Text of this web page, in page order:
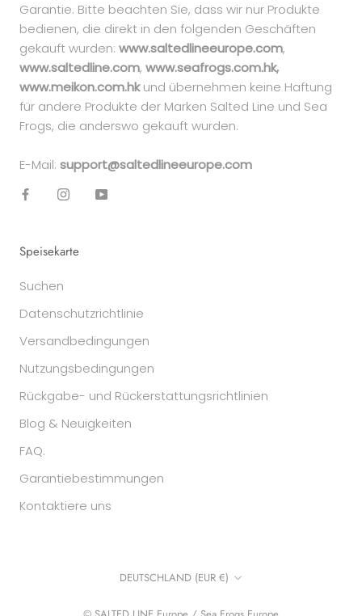
Garantie. Bitte beachten Sie, dass wir nur Produkte
bedienen, die direkt in den folgenden Geschäften
gekauft wurden: www.saltedlineeurope.com,
www.saltedline.com, www.seafrogs.com.hk,
www.meikon.com.hkund übernehmen keine Haftung
für andere Produkte der Marken Salted Line und Sea
Frogs, die anderswo gekauft wurden.
E-Mail: support@saltedlineeurope.com
Speisekarte
Suchen
Datenschutzrichtlinie
Versandbedingungen
Nutzungsbedingungen
Rückgabe- und Rückerstattungsrichtlinien
Blog & Neuigkeiten
FAQ.
Garantiebestimmungen
Kontaktiere uns
Land/Region
DEUTSCHLAND (EUR €)